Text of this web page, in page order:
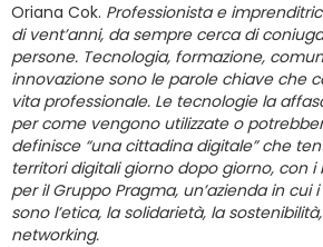
Oriana Cok. Professionista e
di vent’anni, da sempre cerca di
persone. Tecnologia, formazione,
innovazione sono le parole chiave che
vita professionale. Le tecnologie la
per come vengono utilizzate o
definisce “una cittadina digitale” che
territori digitali giorno dopo giorno, con i
per il Gruppo Pragma, un’azienda in
sono l’etica, la solidarietà, la
networking.